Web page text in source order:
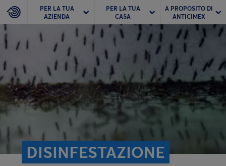
PER LA TUA
AZIENDA
PER LA TUA
CASA
A PROPOSITO DI
ANTICIMEX
DISINFESTAZIONE